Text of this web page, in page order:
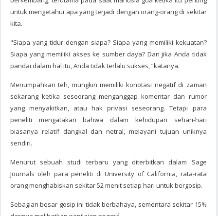
untuk mengetahui apa yang terjadi dengan orang-orang di sekitar
kita.
"Siapa yang tidur dengan siapa? Siapa yang memiliki kekuatan?
Siapa yang memiliki akses ke sumber daya? Dan jika Anda tidak
pandai dalam hal itu, Anda tidak terlalu sukses, ”katanya.
Menumpahkan teh, mungkin memiliki konotasi negatif di zaman
sekarang ketika seseorang menganggap komentar dan rumor
yang menyakitkan, atau hak privasi seseorang. Tetapi para
peneliti mengatakan bahwa dalam kehidupan sehari-hari
biasanya relatif dangkal dan netral, melayani tujuan uniknya
sendiri.
Menurut sebuah studi terbaru yang diterbitkan dalam Sage
Journals oleh para peneliti di University of California, rata-rata
orang menghabiskan sekitar 52 menit setiap hari untuk bergosip.
Sebagian besar gosip ini tidak berbahaya, sementara sekitar 15%